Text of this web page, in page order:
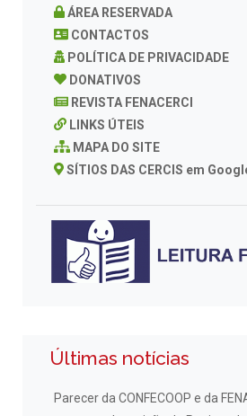
ÁREA RESERVADA
CONTACTOS
POLÍTICA DE PRIVACIDADE
DONATIVOS
REVISTA FENACERCI
LINKS ÚTEIS
MAPA DO SITE
SÍTIOS DAS CERCIS em
Últimas notícias
Parecer da CONFECOOP e da